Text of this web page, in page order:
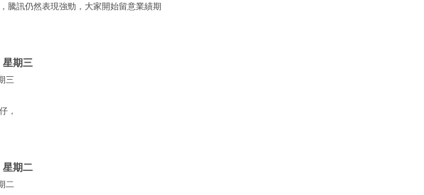
騰訊仍然表現強勁，大家開始留意業績期
星期三
三
，
星期二
二